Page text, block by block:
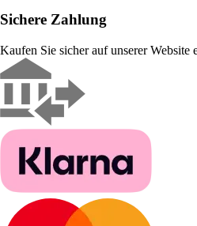
Sichere Zahlung
Kaufen Sie sicher auf unserer Website